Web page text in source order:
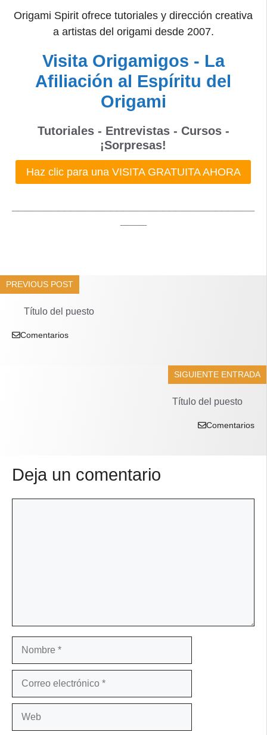
Origami Spirit ofrece tutoriales y dirección creativa
a artistas del origami desde 2007.
Visita Origamigos - La
Afiliación al Espíritu del
Origami
Tutoriales - Entrevistas - Cursos -
¡Sorpresas!
Haz clic para una VISITA GRATUITA AHORA
PREVIOUS POST
Título del puesto
Comentarios
SIGUIENTE ENTRADA
Título del puesto
Comentarios
Deja un comentario